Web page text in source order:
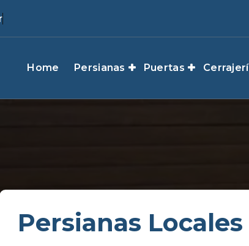
Home Persianas Puertas
Persianas